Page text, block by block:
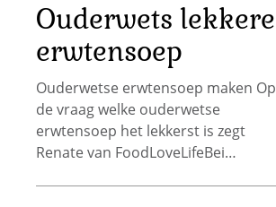
Ouderwets lekkere
erwtensoep
Ouderwetse erwtensoep maken Op
de vraag welke ouderwetse
erwtensoep het lekkerst is zegt
Renate van FoodLoveLifeBei…